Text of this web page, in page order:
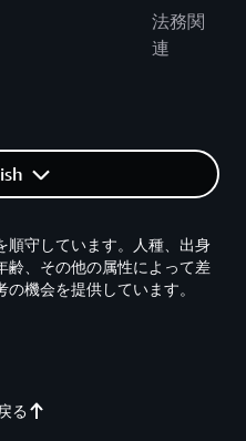
法務関
連
る
順守しています。人種、出身
齢、その他の属性によって差
機会を提供しています。